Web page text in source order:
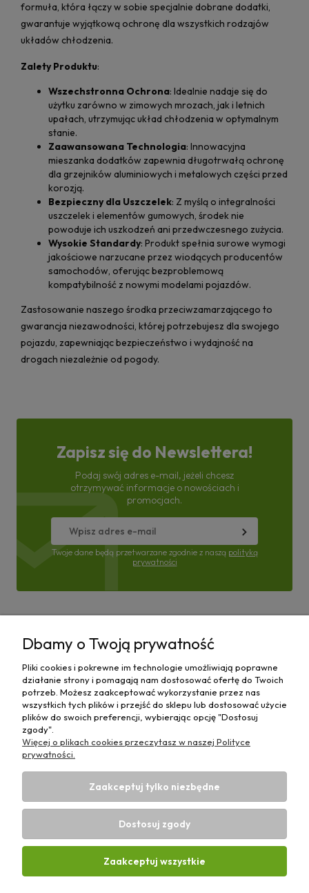
formuła, która łączy w sobie specjalnie dobrane dodatki,
gwarantuje wyjątkową ochronę dla wszystkich rodzajów
układów chłodzenia.
Zalety Produktu:
Wszechstronna Ochrona: Idealnie nadaje się do
użytku zarówno w zimowych mrozach, jak i letnich
upałach, utrzymując układ chłodzenia w optymalnym
stanie.
Zaawansowana Technologia: Innowacyjna
mieszanka dodatków zapewnia długotrwałą ochronę
dla grzejników aluminiowych i metalowych części przed
korozją.
Bezpieczny dla Uszczelek: Z myślą o integralności
uszczelek i elementów gumowych, środek nie
powoduje ich uszkodzeń ani przedwczesnego zużycia.
Wysokie Standardy: Produkt spełnia surowe wymogi
jakościowe narzucane przez wiodących producentów
samochodów, oferując bezproblemową
kompatybilność z nowymi modelami pojazdów.
Zastosowanie naszego środka przeciwzamarzającego to
gwarancja niezawodności, której potrzebujesz dla swojego
pojazdu, zapewniając bezpieczeństwo i wydajność na
drogach niezależnie od pogody.
Zapisz się do Newslettera!
Podaj swój adres e-mail, jeżeli chcesz
otrzymywać informacje o nowościach i
promocjach.
Twoje dane będą przetwarzane zgodnie z naszą polityką
prywatności
Moje konto
Płatności i dostawa
Informacje
O nas
Sklep rolniczy z częściami do maszyn E-ciągnik |
731 424 460| NIP: 5562573838 | REGON:
341257433
Dbamy o Twoją prywatność
Pliki cookies i pokrewne im technologie umożliwiają poprawne
działanie strony i pomagają nam dostosować ofertę do Twoich
potrzeb. Możesz zaakceptować wykorzystanie przez nas
wszystkich tych plików i przejść do sklepu lub dostosować użycie
plików do swoich preferencji, wybierając opcję "Dostosuj
zgody".
Więcej o plikach cookies przeczytasz w naszej Polityce
prywatności.
Zaakceptuj tylko niezbędne
Dostosuj zgody
Zaakceptuj wszystkie